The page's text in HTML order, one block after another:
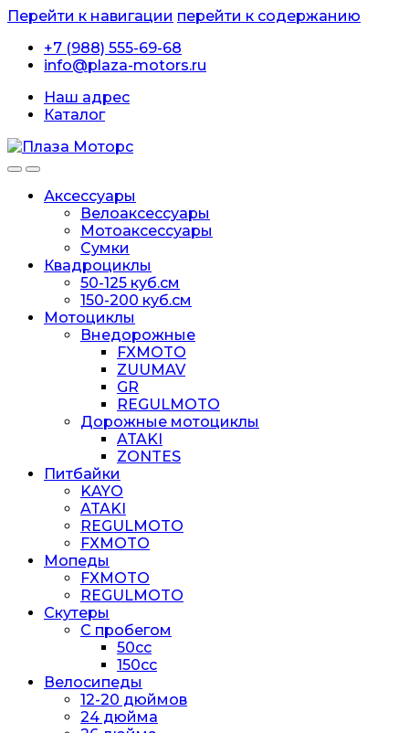
Перейти к навигации перейти к содержанию
+7 (988) 555-69-68
info@plaza-motors.ru
Наш адрес
Каталог
Аксессуары
Велоаксессуары
Мотоаксессуары
Сумки
Квадроциклы
50-125 куб.см
150-200 куб.см
Мотоциклы
Внедорожные
FXMOTO
ZUUMAV
GR
REGULMOTO
Дорожные мотоциклы
ATAKI
ZONTES
Питбайки
KAYO
ATAKI
REGULMOTO
FXMOTO
Мопеды
FXMOTO
REGULMOTO
Скутеры
С пробегом
50cc
150cc
Велосипеды
12-20 дюймов
24 дюйма